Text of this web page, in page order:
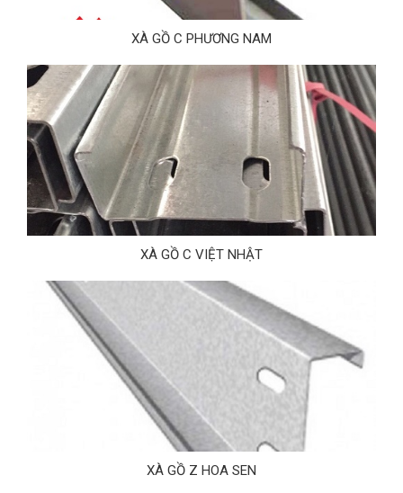
XÀ GỒ C PHƯƠNG NAM
XÀ GỒ C VIỆT NHẬT
XÀ GỒ Z HOA SEN